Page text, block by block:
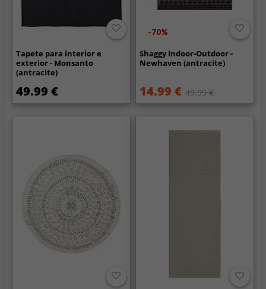
Tapete para interior e
exterior - Monsanto
(antracite)
49.99 €
-70%
Shaggy Indoor-Outdoor -
Newhaven (antracite)
14.99 € 49.99 €